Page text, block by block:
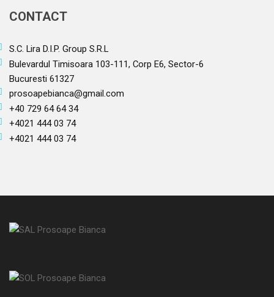
CONTACT
S.C. Lira D.I.P. Group S.R.L
Bulevardul Timisoara 103-111, Corp E6, Sector-6
Bucuresti 61327
prosoapebianca@gmail.com
+40 729 64 64 34
+4021 444 03 74
+4021 444 03 74